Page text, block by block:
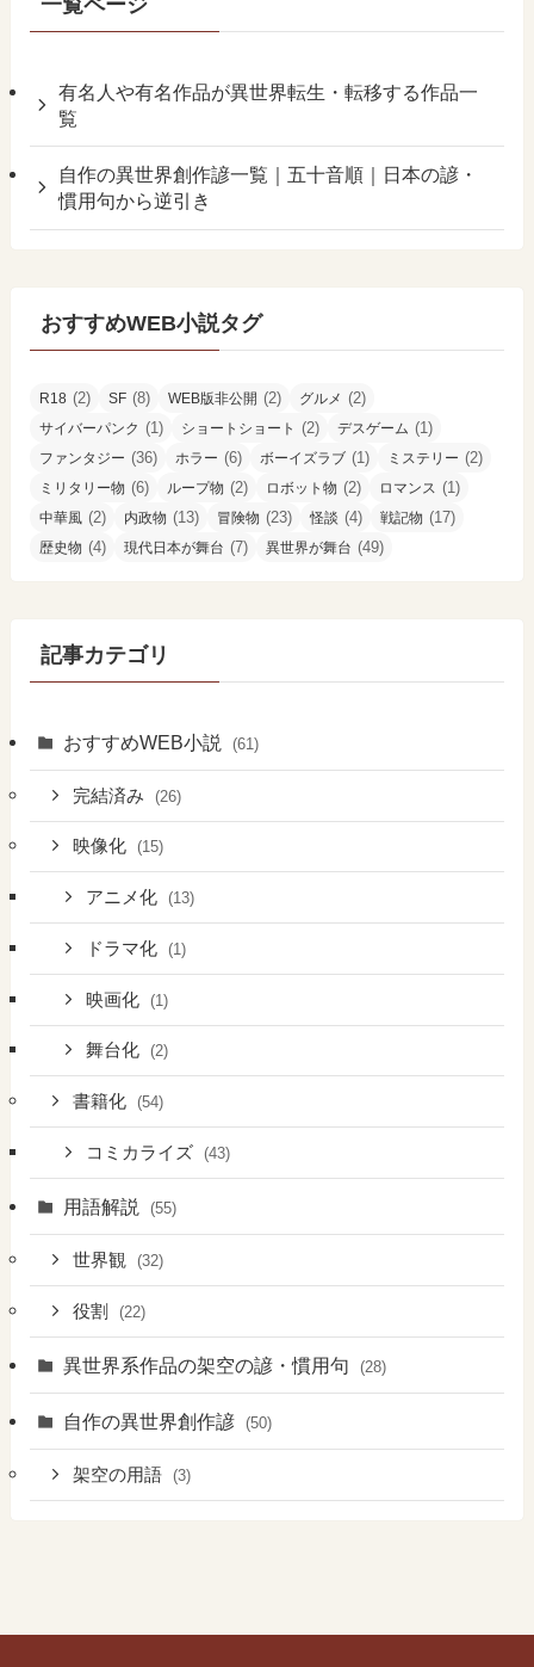
一覧ページ
有名人や有名作品が異世界転生・転移する作品一
覧
自作の異世界創作諺一覧｜五十音順｜日本の諺・
慣用句から逆引き
おすすめWEB小説タグ
R18 (2) SF (8) WEB版非公開 (2) グルメ (2)
サイバーパンク (1) ショートショート (2) デスゲーム (1)
ファンタジー (36) ホラー (6) ボーイズラブ (1) ミステリー (2)
ミリタリー物 (6) ループ物 (2) ロボット物 (2) ロマンス (1)
中華風 (2) 内政物 (13) 冒険物 (23) 怪談 (4) 戦記物 (17)
歴史物 (4) 現代日本が舞台 (7) 異世界が舞台 (49)
記事カテゴリ
おすすめWEB小説 (61)
完結済み (26)
映像化 (15)
アニメ化 (13)
ドラマ化 (1)
映画化 (1)
舞台化 (2)
書籍化 (54)
コミカライズ (43)
用語解説 (55)
世界観 (32)
役割 (22)
異世界系作品の架空の諺・慣用句 (28)
自作の異世界創作諺 (50)
架空の用語 (3)